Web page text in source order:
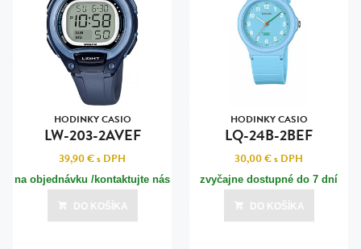
HODINKY CASIO
LW-203-2AVEF
39,90 €s DPH
na objednávku /kontaktujte nás
pre termín dodania/
DO KOŠÍKA
HODINKY CASIO
LQ-24B-2BEF
30,00 €s DPH
zvyčajne dostupné do 7 dní
DO KOŠÍKA